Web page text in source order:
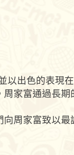
出色的表現
家富通過長
周家富致以